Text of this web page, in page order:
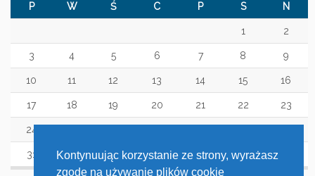
P W Ś C P S N
1 2
3 4 5 6 7 8 9
10 11 12 13 14 15 16
17 18 19 20 21 22 23
24
31
Kontynuując korzystanie ze strony, wyrażasz
zgodę na używanie plików cookie